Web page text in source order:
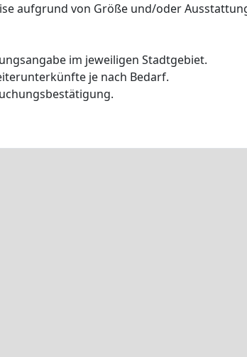
aufgrund von Größe und/oder
im jeweiligen Stadtgebiet.
je nach Bedarf.